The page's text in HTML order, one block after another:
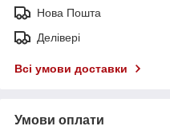
Нова Пошта
Делівері
Всі умови доставки
Умови оплати